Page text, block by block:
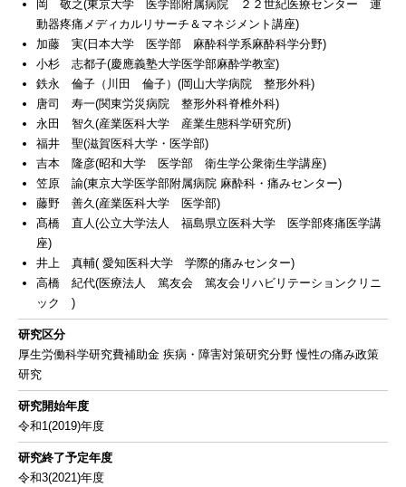
岡 敬之(東京大学 医学部附属病院 ２２世紀医療センター 運
動器疼痛メディカルリサーチ＆マネジメント講座)
加藤 実(日本大学 医学部 麻酔科学系麻酔科学分野)
小杉 志都子(慶應義塾大学医学部麻酔学教室)
鉄永 倫子（川田 倫子）(岡山大学病院 整形外科)
唐司 寿一(関東労災病院 整形外科脊椎外科)
永田 智久(産業医科大学 産業生態科学研究所)
福井 聖(滋賀医科大学・医学部)
吉本 隆彦(昭和大学 医学部 衛生学公衆衛生学講座)
笠原 諭(東京大学医学部附属病院 麻酔科・痛みセンター)
藤野 善久(産業医科大学 医学部)
髙橋 直人(公立大学法人 福島県立医科大学 医学部疼痛医学講
座)
井上 真輔( 愛知医科大学 学際的痛みセンター)
高橋 紀代(医療法人 篤友会 篤友会リハビリテーションクリニ
ック )
研究区分
厚生労働科学研究費補助金 疾病・障害対策研究分野 慢性の痛み政策
研究
研究開始年度
令和1(2019)年度
研究終了予定年度
令和3(2021)年度